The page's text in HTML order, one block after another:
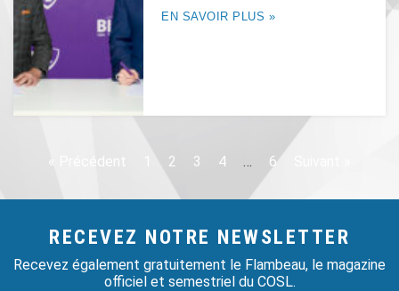
EN SAVOIR PLUS »
« Précédent 2 3 4 … 6
RECEVEZ NOTRE NEWSLETTER
Recevez également gratuitement le Flambeau, le magazine
officiel et semestriel du COSL.